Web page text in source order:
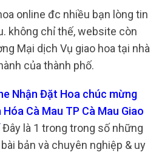
online đc nhiều bạn lòng tin
không chỉ thế, website còn
Mại dịch Vụ giao hoa tại nhà
của thành phố.
Nhận Đặt Hoa chúc mừng
Cà Mau TP Cà Mau Giao
Đây là 1 trong trong số những
bản và chuyên nghiệp & uy